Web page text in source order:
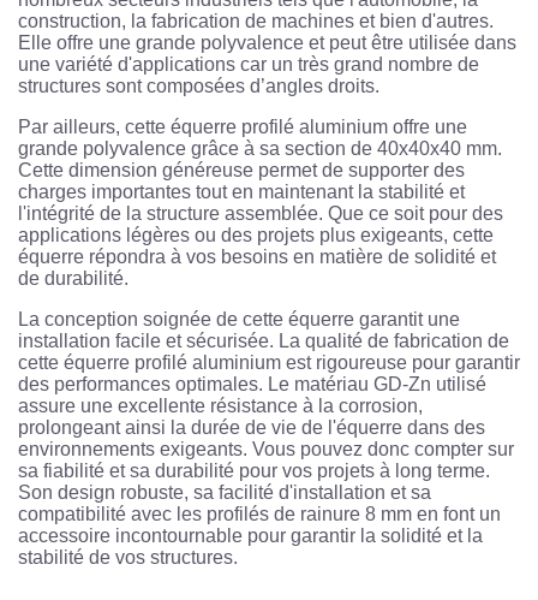
construction, la fabrication de machines et bien d'autres.
Elle offre une grande polyvalence et peut être utilisée dans
une variété d'applications car un très grand nombre de
structures sont composées d’angles droits.
Par ailleurs, cette équerre profilé aluminium offre une
grande polyvalence grâce à sa section de 40x40x40 mm.
Cette dimension généreuse permet de supporter des
charges importantes tout en maintenant la stabilité et
l'intégrité de la structure assemblée. Que ce soit pour des
applications légères ou des projets plus exigeants, cette
équerre répondra à vos besoins en matière de solidité et
de durabilité.
La conception soignée de cette équerre garantit une
installation facile et sécurisée. La qualité de fabrication de
cette équerre profilé aluminium est rigoureuse pour garantir
des performances optimales. Le matériau GD-Zn utilisé
assure une excellente résistance à la corrosion,
prolongeant ainsi la durée de vie de l'équerre dans des
environnements exigeants. Vous pouvez donc compter sur
sa fiabilité et sa durabilité pour vos projets à long terme.
Son design robuste, sa facilité d'installation et sa
compatibilité avec les profilés de rainure 8 mm en font un
accessoire incontournable pour garantir la solidité et la
stabilité de vos structures.